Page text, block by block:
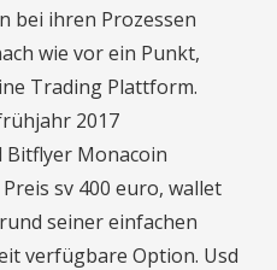
bei ihren Prozessen
wie vor ein Punkt,
Trading Plattform.
2017
Bitflyer Monacoin
sv 400 euro, wallet
seiner einfachen
verfügbare Option. Usd